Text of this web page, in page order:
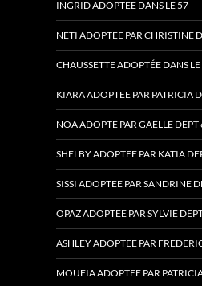
INGRID ADOPTEE DANS LE 57
NETI ADOPTEE PAR CHRISTINE
CHAUSSETTE ADOPTÉE DANS
KIARA ADOPTEE PAR PATRICIA
NOA ADOPTE PAR GAELLE DEPT
SHELBY ADOPTEE PAR KATIA
SISSI ADOPTEE PAR SANDRINE
OPAZ ADOPTEE PAR SYLVIE
ASHLEY ADOPTEE PAR
MOUFIA ADOPTEE PAR